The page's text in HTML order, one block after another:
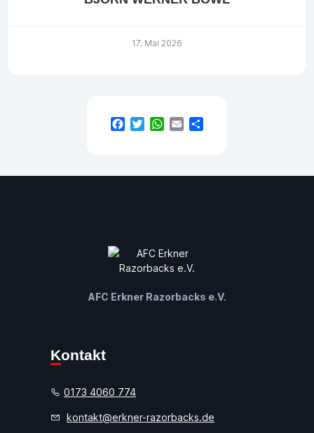
17. Mai 2026
Facebook
TwitterWhatsApp
Email
AFC Erkner Razorbacks e.V.
Kontakt
0173 4060 774
kontakt@erkner-razorbacks.de